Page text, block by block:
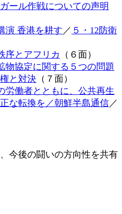
ール作戦についての声明
演 香港を耕す ／ ５・12防衛
序とアフリカ （６面）
物協定に関する５つの問題
と対決 （７面）
労働者とともに、公共再生
な転換を／朝鮮半島通信 ／
今後の闘いの方向性を共有